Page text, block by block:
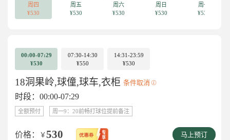
周四
¥530
周五
¥530
周六
¥530
周日
¥530
周一
¥530
00:00-07:29
¥530
07:30-14:30
¥550
14:31-23:59
¥530
18洞果岭,球僮,球车,衣柜 条件取消
时段：00:00-07:29
全额预付 周一9：20前畅打球位提前备注
价格： ￥ 530 马上预订